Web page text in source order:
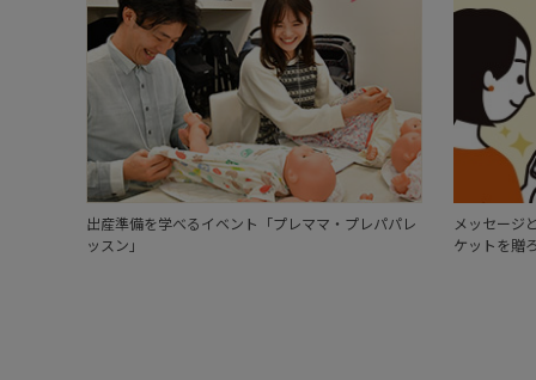
出産準備を学べるイベント「プレママ・プレパパレ
ッスン」
メッセージ
ケットを贈